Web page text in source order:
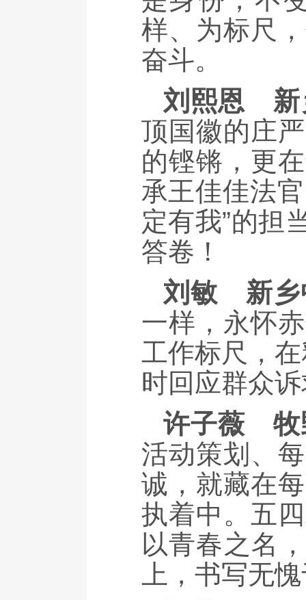
样、为标尺
奋斗。
刘熙恩
顶国徽的庄
的铿锵，更
承王佳佳法
定有我”的担
答卷！
刘敏 新
一样，永怀
工作标尺，
时回应群众
许子薇
活动策划、
诚，就藏在
执着中。五
以青春之名
上，书写无